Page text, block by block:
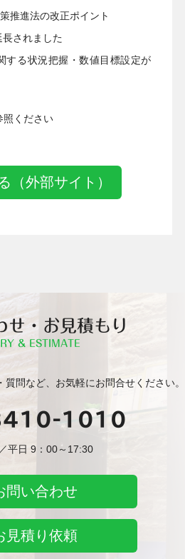
推進法の改正ポイント
されました
る状況把握・数値目標設定が
照ください
（外部サイト）
せ・お見積もり
& ESTIMATE
質問など、お気軽にお問合せください。
1010
平日 9：00～17:30
問い合わせ
見積り依頼